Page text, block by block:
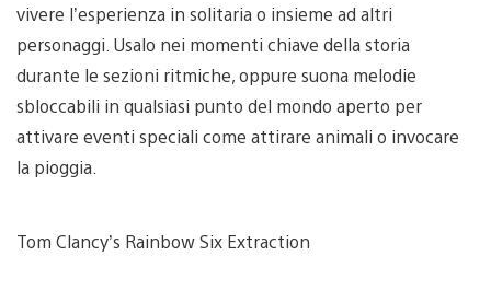
vivere l’esperienza in solitaria o insieme ad altri
personaggi. Usalo nei momenti chiave della storia
durante le sezioni ritmiche, oppure suona melodie
sbloccabili in qualsiasi punto del mondo aperto per
attivare eventi speciali come attirare animali o invocare
la pioggia.
Tom Clancy’s Rainbow Six Extraction